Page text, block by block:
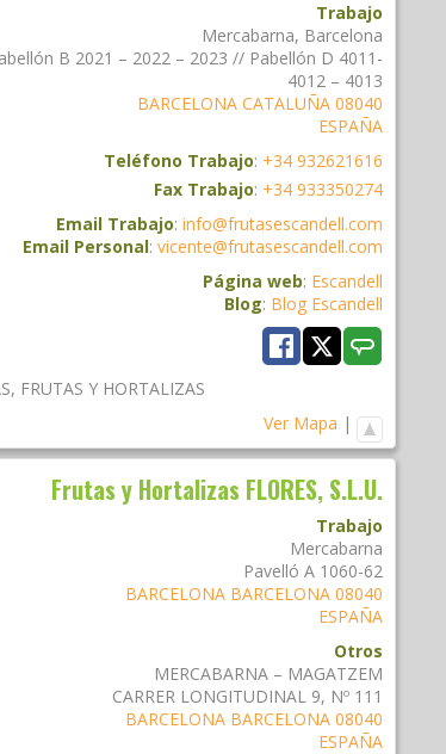
Trabajo
Mercabarna, Barcelona
B 2021 – 2022 – 2023 // Pabellón D 4011-
4012 – 4013
BARCELONA CATALUÑA 08040
ESPAÑA
Teléfono Trabajo: +34 932621616
Fax Trabajo: +34 933350274
Email Trabajo: info@frutasescandell.com
Email Personal: vicente@frutasescandell.com
Página web: Escandell
Blog: Blog Escandell
, FRUTAS Y HORTALIZAS
Ver Mapa |
Frutas y Hortalizas FLORES, S.L.U.
Trabajo
Mercabarna
Pavelló A 1060-62
BARCELONA BARCELONA 08040
ESPAÑA
Otros
MERCABARNA – MAGATZEM
CARRER LONGITUDINAL 9, Nº 111
BARCELONA BARCELONA 08040
ESPAÑA